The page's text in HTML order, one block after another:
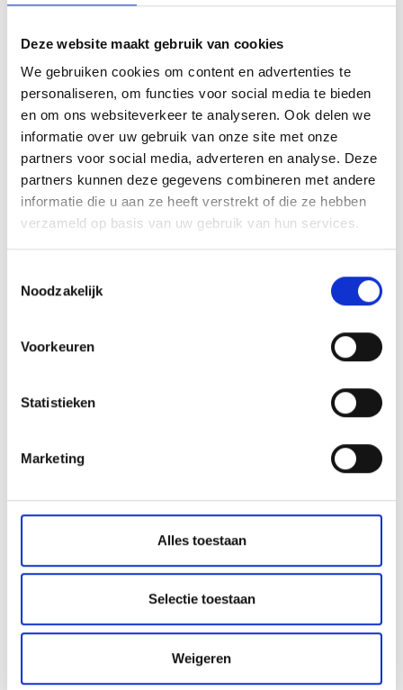
Deze website maakt gebruik van cookies
We gebruiken cookies om content en advertenties te
personaliseren, om functies voor social media te bieden
en om ons websiteverkeer te analyseren. Ook delen we
informatie over uw gebruik van onze site met onze
partners voor social media, adverteren en analyse. Deze
partners kunnen deze gegevens combineren met andere
informatie die u aan ze heeft verstrekt of die ze hebben
verzameld op basis van uw gebruik van hun services.
Noodzakelijk
Voorkeuren
Statistieken
Marketing
Alles toestaan
Selectie toestaan
Weigeren